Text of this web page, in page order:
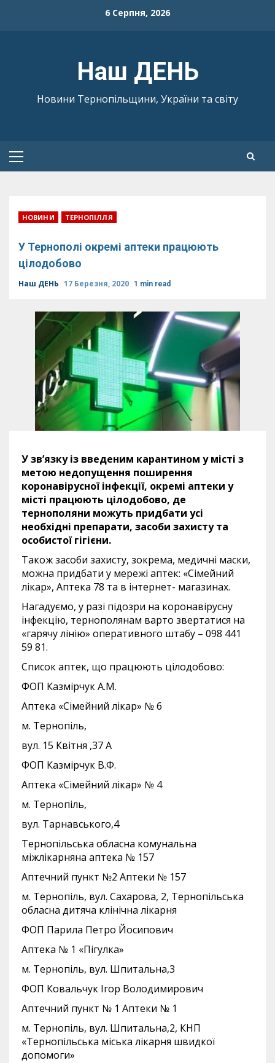
6 Серпня, 2026
Наш ДЕНЬ
Новини Тернопільщини, України та світу
Primary
НОВИНИ ТЕРНОПІЛЛЯ
У Тернополі окремі аптеки працюють
цілодобово
Наш ДЕНЬ 17 Березня, 2020 1 min read
У зв’язку із введеним карантином у місті з
метою недопущення поширення
коронавірусної інфекції, окремі аптеки у
місті працюють цілодобово, де
тернополяни можуть придбати усі
необхідні препарати, засоби захисту та
особистої гігієни.
Також засоби захисту, зокрема, медичні маски,
можна придбати у мережі аптек: «Сімейний
лікар», Аптека 78 та в інтернет- магазинах.
Нагадуємо, у разі підозри на коронавірусну
інфекцію, тернополянам варто звертатися на
«гарячу лінію» оперативного штабу – 098 441
59 81.
Список аптек, що працюють цілодобово:
ФОП Казмірчук А.М.
Аптека «Сімейний лікар» № 6
м. Тернопіль,
вул. 15 Квітня ,37 А
ФОП Казмірчук В.Ф.
Аптека «Сімейний лікар» № 4
м. Тернопіль,
вул. Тарнавського,4
Тернопільська обласна комунальна
міжлікарняна аптека № 157
Аптечний пункт №2 Аптеки № 157
м. Тернопіль, вул. Сахарова, 2, Тернопільська
обласна дитяча клінічна лікарня
ФОП Парила Петро Йосипович
Аптека № 1 «Пігулка»
м. Тернопіль, вул. Шпитальна,3
ФОП Ковальчук Ігор Володимирович
Аптечний пункт № 1 Аптеки № 1
м. Тернопіль, вул. Шпитальна,2, КНП
«Тернопільська міська лікарня швидкої
допомоги»